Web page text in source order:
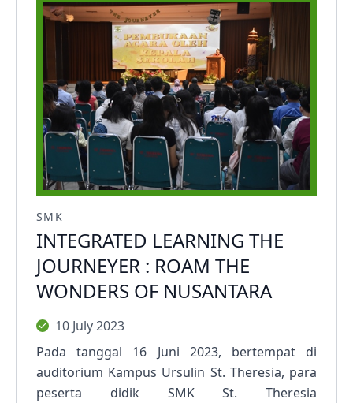
SMK
INTEGRATED LEARNING THE
JOURNEYER : ROAM THE
WONDERS OF NUSANTARA
10 July 2023
Pada tanggal 16 Juni 2023, bertempat di
auditorium Kampus Ursulin St. Theresia, para
peserta didik SMK St. Theresia